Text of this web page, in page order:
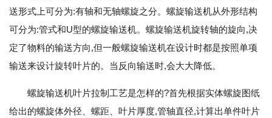
送形式上可分为:有轴和无轴螺旋之分。螺旋输送机从外形结构
可分为:管式和U型的螺旋输送机。螺旋输送机旋转轴的旋向,决
定了物料的输送方向,但一般螺旋输送机在设计时都是按照单项
输送来设计旋转叶片的。当反向输送时,会大大降低。
螺旋输送机叶片拉制工艺是怎样的?首先根据实体螺旋图纸
给出的螺旋体外径、螺距、叶片厚度,管轴直径,计算出单件叶片